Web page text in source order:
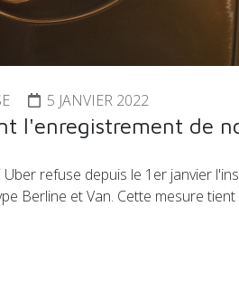
5 JANVIER 2022
l'enregistrement de
Uber refuse depuis le 1er janvier
Berline et Van. Cette mesure